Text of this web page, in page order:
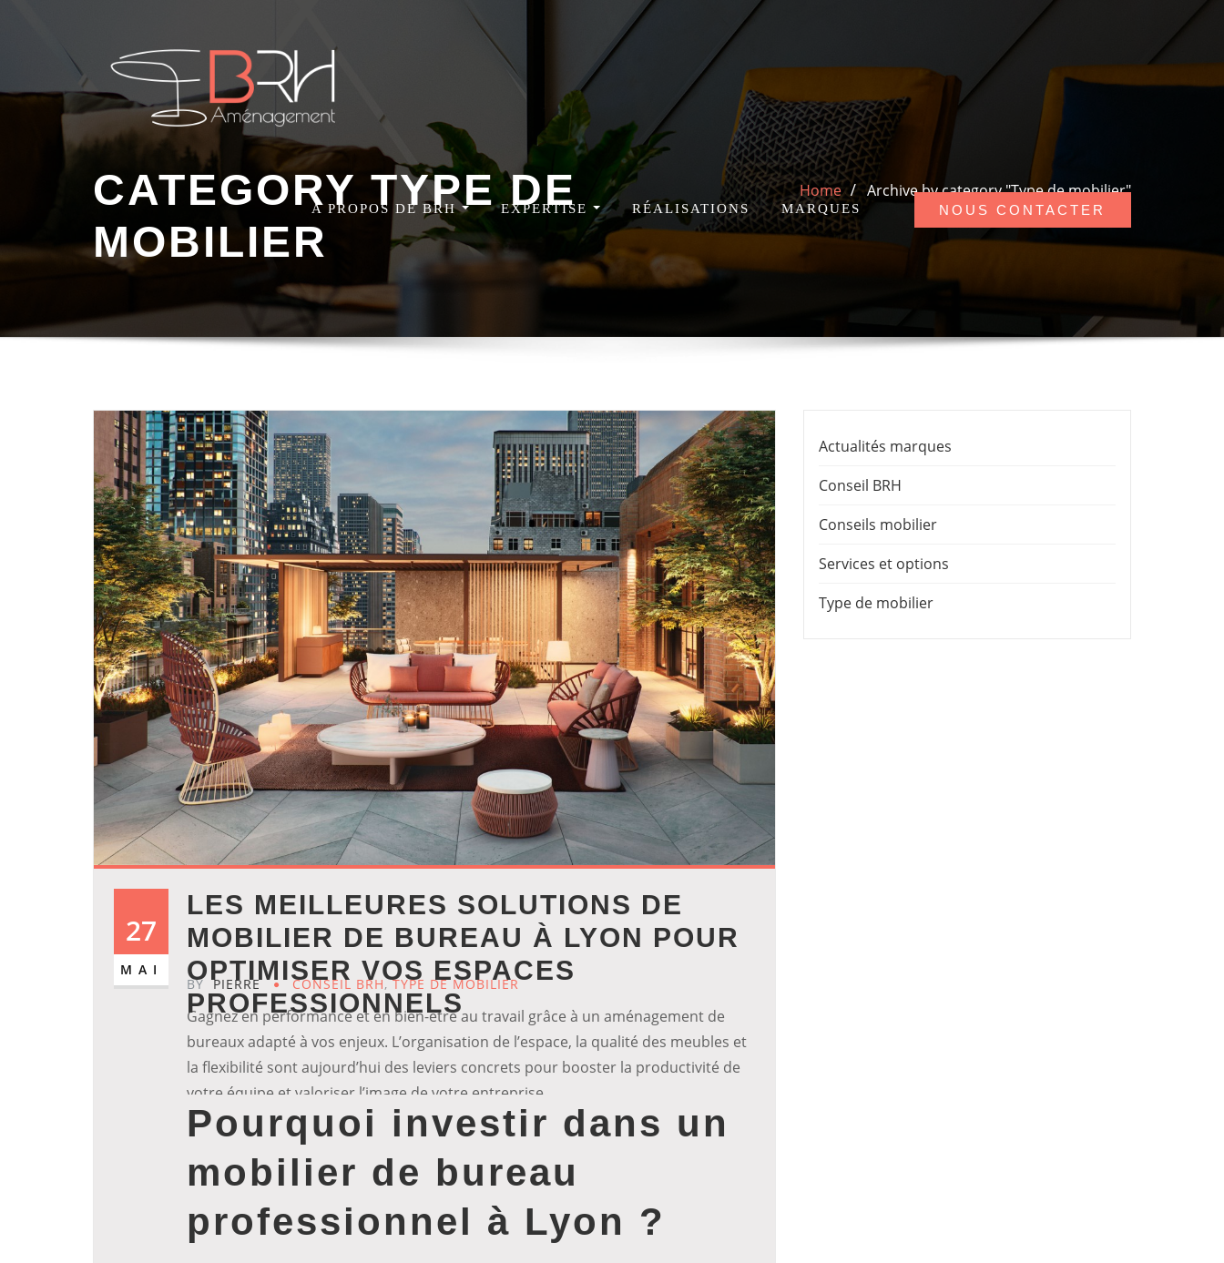
A PROPOS DE BRH EXPERTISE RÉALISATIONS MARQUES NOUS CONTACTER
CATEGORY TYPE DE
MOBILIER
Home Archive by category "Type de mobilier"
27
MAI
LES MEILLEURES SOLUTIONS DE
MOBILIER DE BUREAU À LYON POUR
OPTIMISER VOS ESPACES
PROFESSIONNELS
BY PIERRE CONSEIL BRH,TYPE DE MOBILIER
Gagnez en performance et en bien-être au travail grâce à un aménagement de
bureaux adapté à vos enjeux. L’organisation de l’espace, la qualité des meubles et
la flexibilité sont aujourd’hui des leviers concrets pour booster la productivité de
votre équipe et valoriser l’image de votre entreprise.
Pourquoi investir dans un
mobilier de bureau
professionnel à Lyon ?
Actualités marques
Conseil BRH
Conseils mobilier
Services et options
Type de mobilier